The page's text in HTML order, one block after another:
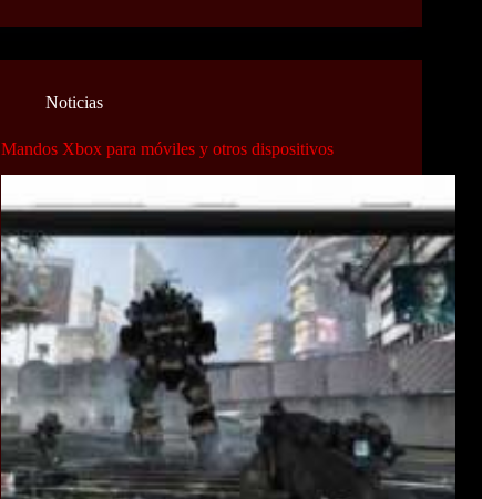
Noticias
Mandos Xbox para móviles y otros dispositivos